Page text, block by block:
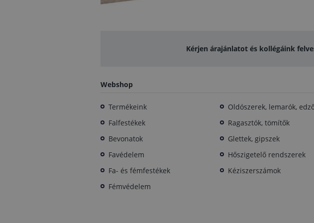
Kérjen árajánlatot és kollégáink
Webshop
Termékeink
Falfestékek
Bevonatok
Favédelem
Fa- és fémfestékek
Fémvédelem
Oldószerek, lemarók,
Ragasztók, tömítők
Glettek, gipszek
Hőszigetelő rendszerek
Kéziszerszámok